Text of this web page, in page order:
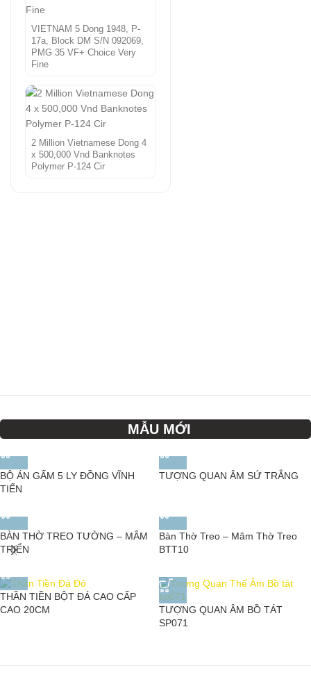
VIETNAM 5 Dong 1948, P-
17a, Block DM S/N 092069,
PMG 35 VF+ Choice Very
Fine
2 Million Vietnamese Dong 4
x 500,000 Vnd Banknotes
Polymer P-124 Cir
MẪU MỚI
BỘ ÁN GẤM 5 LY ĐỒNG VĨNH
TIẾN
TƯỢNG QUAN ÂM SỨ TRẮNG
BÀN THỜ TREO TƯỜNG – MÂM
TRIỂN
Bàn Thờ Treo – Mâm Thờ Treo
BTT10
THẦN TIỀN BỘT ĐÁ CAO CẤP
CAO 20CM
TƯỢNG QUAN ÂM BỒ TÁT
SP071